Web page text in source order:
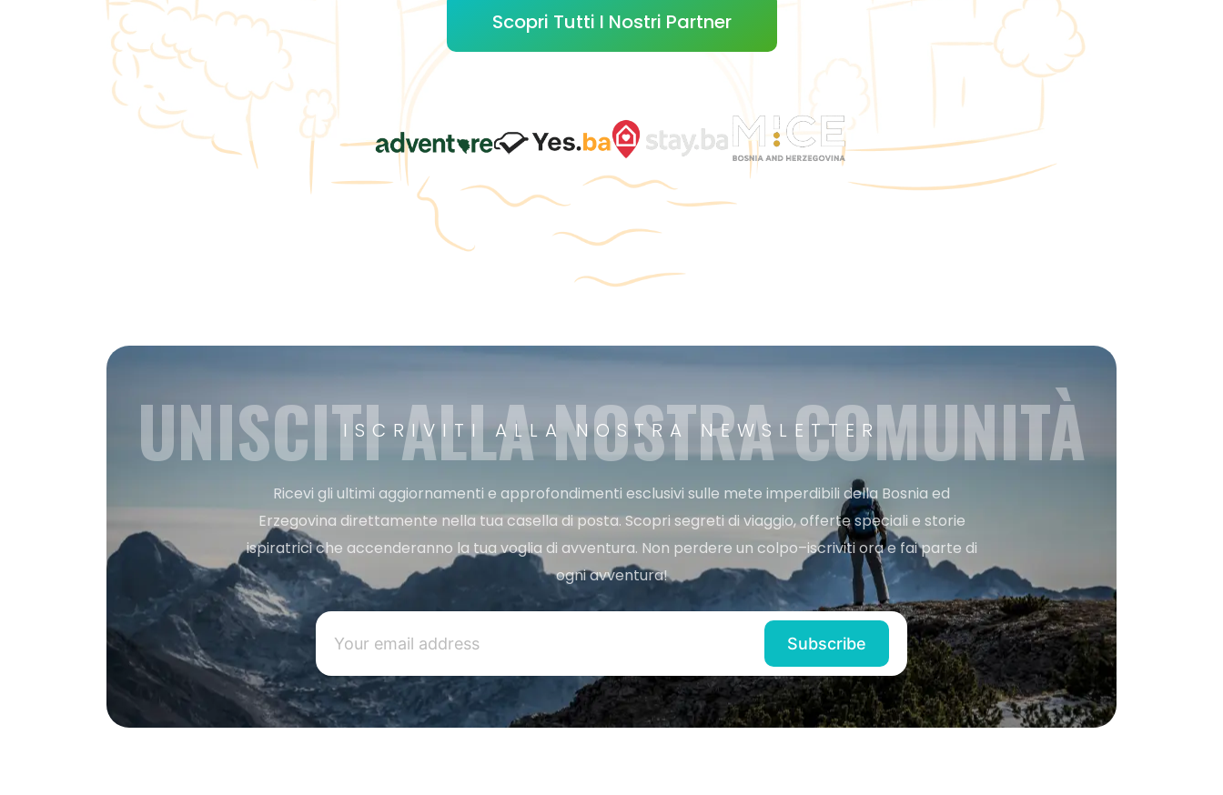
Scopri Tutti I Nostri Partner
ISCRIVITI ALLA NOSTRA NEWSLETTER
UNISCITI ALLA NOSTRA COMUNITÀ
Ricevi gli ultimi aggiornamenti e approfondimenti esclusivi sulle mete imperdibili della Bosnia ed
Erzegovina direttamente nella tua casella di posta. Scopri segreti di viaggio, offerte speciali e storie
ispiratrici che accenderanno la tua voglia di avventura. Non perdere un colpo–iscriviti ora e fai parte di
ogni avventura!